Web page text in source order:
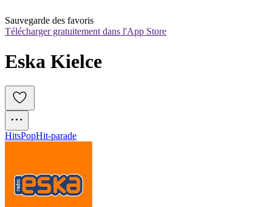
Sauvegarde des favoris
Télécharger gratuitement dans l'App Store
Eska Kielce
HitsPopHit-parade